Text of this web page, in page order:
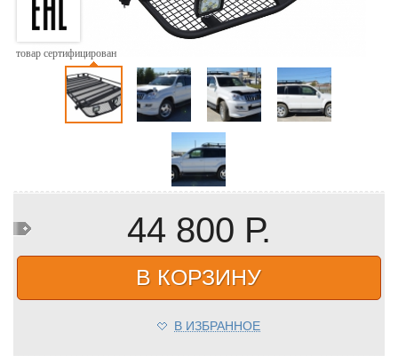
товар сертифицирован
44 800 Р.
В КОРЗИНУ
В ИЗБРАННОЕ